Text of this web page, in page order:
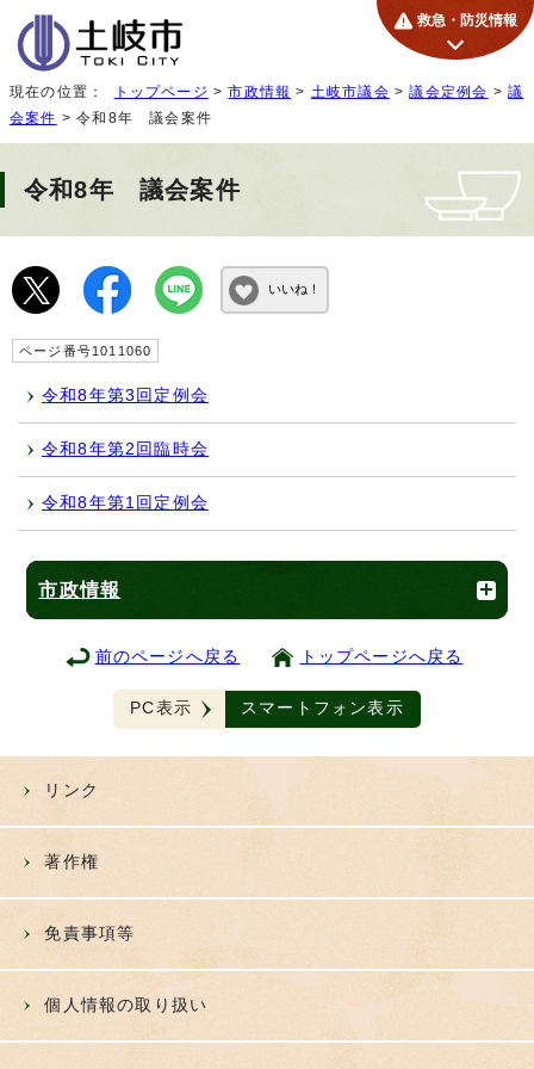
救急・防災情報
現在の位置： トップページ >市政情報 > 土岐市議会 >議会定例会 >議
会案件 > 令和8年 議会案件
令和8年 議会案件
いいね！
ページ番号1011060
令和8年第3回定例会
令和8年第2回臨時会
令和8年第1回定例会
市政情報
前のページへ戻る トップページへ戻る
PC表示 スマートフォン表示
リンク
著作権
免責事項等
個人情報の取り扱い